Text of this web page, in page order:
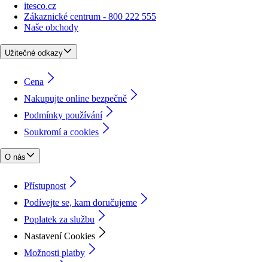
itesco.cz
Zákaznické centrum - 800 222 555
Naše obchody
Užitečné odkazy
Cena
Nakupujte online bezpečně
Podmínky používání
Soukromí a cookies
O nás
Přístupnost
Podívejte se, kam doručujeme
Poplatek za službu
Nastavení Cookies
Možnosti platby